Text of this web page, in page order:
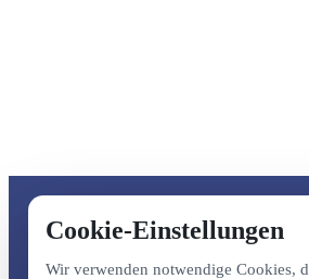
Cookie-Einstellungen
Wir verwenden notwendige Cookies,